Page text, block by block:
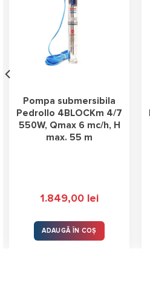
Pompa submersibila
Pedrollo 4BLOCKm 4/7
550W, Qmax 6 mc/h, H
max. 55 m
1.849,00 lei
ADAUGĂ ÎN COȘ